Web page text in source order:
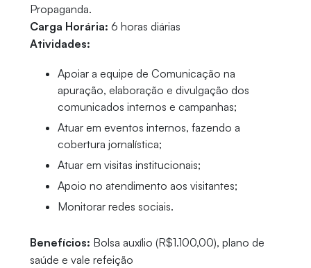
Propaganda.
Carga Horária: 6 horas diárias
Atividades:
Apoiar a equipe de Comunicação na
apuração, elaboração e divulgação dos
comunicados internos e campanhas;
Atuar em eventos internos, fazendo a
cobertura jornalística;
Atuar em visitas institucionais;
Apoio no atendimento aos visitantes;
Monitorar redes sociais.
Benefícios: Bolsa auxílio (R$1.100,00), plano de
saúde e vale refeição